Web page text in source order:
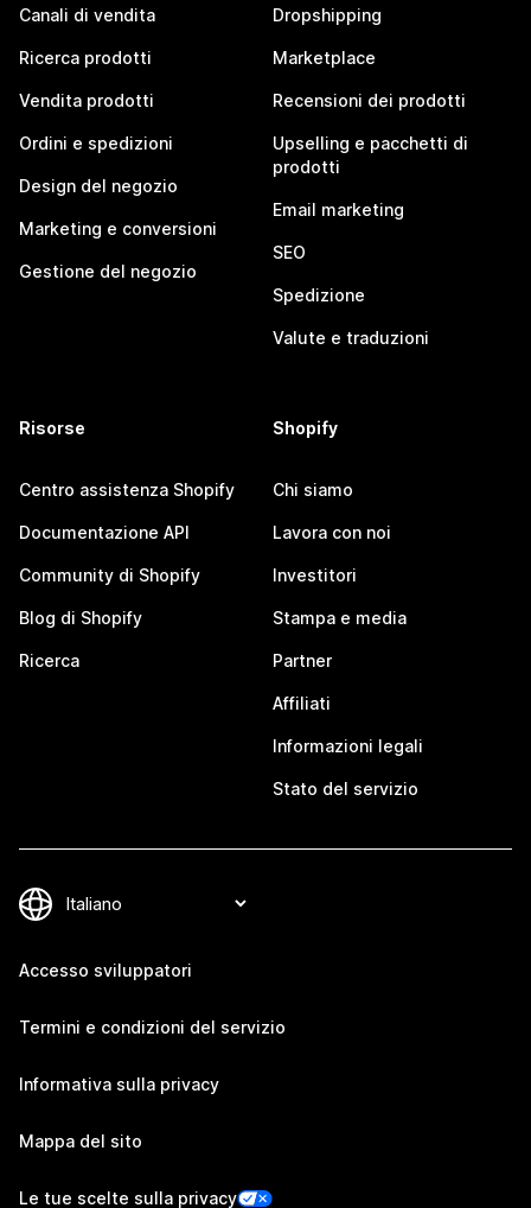
Canali di vendita
Ricerca prodotti
Vendita prodotti
Ordini e spedizioni
Design del negozio
Marketing e conversioni
Gestione del negozio
Dropshipping
Marketplace
Recensioni dei prodotti
Upselling e pacchetti di
prodotti
Email marketing
SEO
Spedizione
Valute e traduzioni
Risorse
Centro assistenza Shopify
Documentazione API
Community di Shopify
Blog di Shopify
Ricerca
Shopify
Chi siamo
Lavora con noi
Investitori
Stampa e media
Partner
Affiliati
Informazioni legali
Stato del servizio
Accesso sviluppatori
Termini e condizioni del servizio
Informativa sulla privacy
Mappa del sito
Le tue scelte sulla privacy